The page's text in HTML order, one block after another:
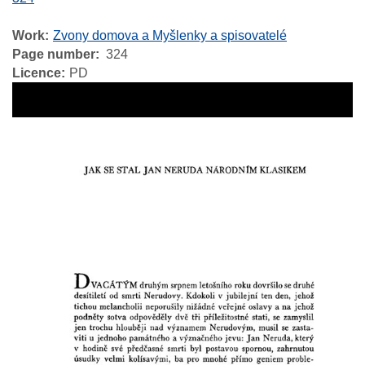
Work Zvony domova a Myšlenky a spisovatelé
Page number
324
Licence
PD